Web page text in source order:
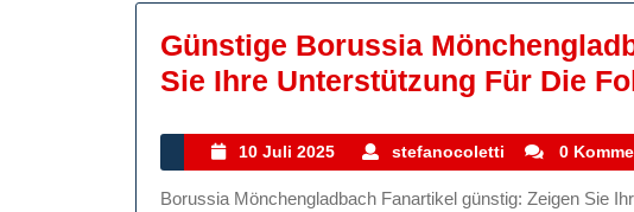
Günstige Borussia
Sie Ihre Unterstützung Für Die
10 Juli 2025
10
Juli
2025
stefanocoletti stefanocoletti
0
Borussia Mönchengladbach Fanartikel günstig: Zeigen Sie Ihre Unterstützung für die Fohlenelf! Als treuer